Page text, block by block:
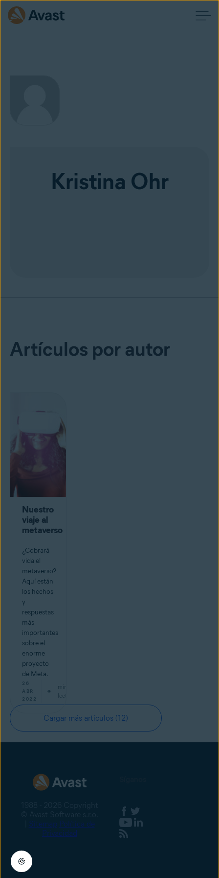
Kristina Ohr
Artículos por autor
Nuestro
viaje al
metaverso
¿Cobrará
vida el
metaverso?
Aquí están
los hechos
y
respuestas
más
importantes
sobre el
enorme
proyecto
de Meta.
26
ABR
2022
min de
lectura
Cargar más artículos (12)
Sitemap Política de
Privacidad